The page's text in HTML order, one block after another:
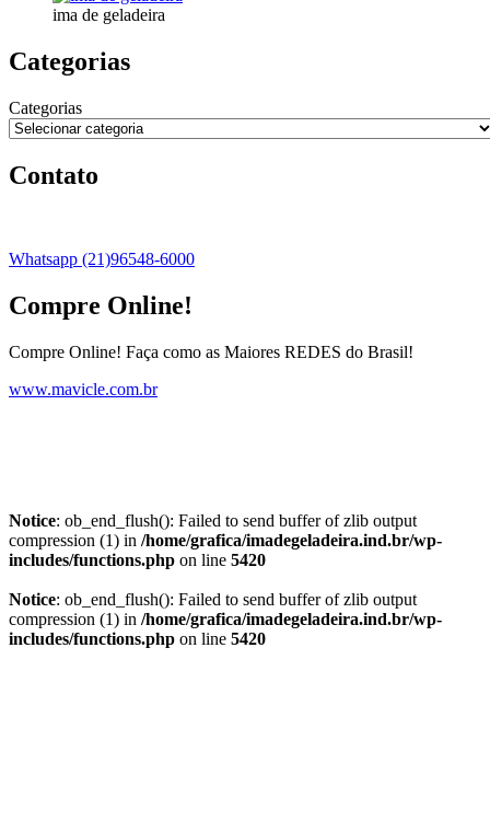
ima de geladeira
Categorias
Categorias
Contato
Whatsapp (21)96548-6000
Compre Online!
Compre Online! Faça como as Maiores REDES do Brasil!
www.mavicle.com.br
Notice: ob_end_flush(): Failed to send buffer of zlib output
compression (1) in /home/grafica/imadegeladeira.ind.br/wp-
includes/functions.php on line 5420
Notice: ob_end_flush(): Failed to send buffer of zlib output
compression (1) in /home/grafica/imadegeladeira.ind.br/wp-
includes/functions.php on line 5420